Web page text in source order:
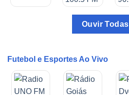
Ouvir Todas
Futebol e Esportes Ao Vivo